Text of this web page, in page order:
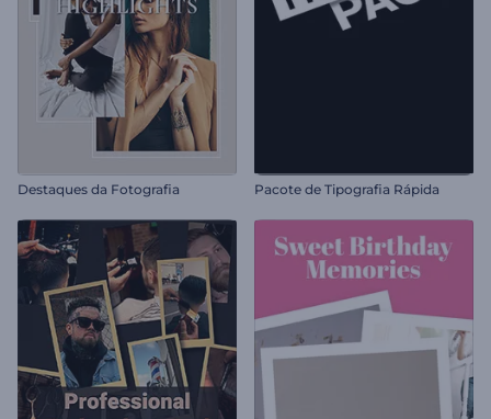
Destaques da Fotografia Pacote de Tipografia Rápida